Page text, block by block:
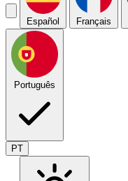
Español Français
Português
PT